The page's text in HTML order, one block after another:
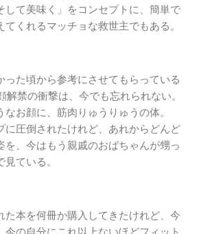
して美味く」をコンセプトに、簡単で
くれるマッチョな救世主でもある。
った頃から参考にさせてもらっている
解禁の衝撃は、今でも忘れられない。
お顔に、筋肉りゅうりゅうの体。
に圧倒されたけれど、あれからどんど
を、今はもう親戚のおばちゃんが甥っ
ている。
た本を何冊か購入してきたけれど、今